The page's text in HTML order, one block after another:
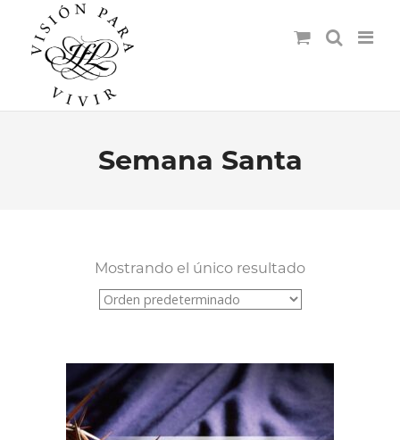
Semana Santa
Mostrando el único resultado